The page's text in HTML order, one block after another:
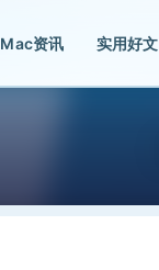
Mac资讯 实用好文